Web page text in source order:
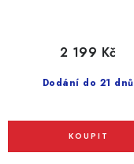
Dodání do 21 dnů
2 199 Kč